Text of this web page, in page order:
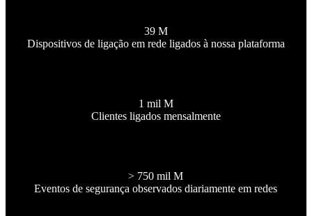
39 M
Dispositivos de ligação em rede ligados à nossa plataforma
1 mil M
Clientes ligados mensalmente
> 750 mil M
Eventos de segurança observados diariamente em redes